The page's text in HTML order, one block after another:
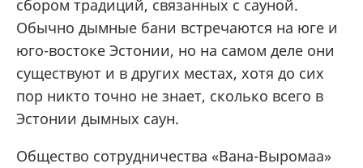
сбором традиций, связанных с сауной.
Обычно дымные бани встречаются на юге и
юго-востоке Эстонии, но на самом деле они
существуют и в других местах, хотя до сих
пор никто точно не знает, сколько всего в
Эстонии дымных саун.
Общество сотрудничества «Вана-Выромаа»